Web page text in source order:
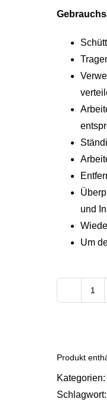
und
Um
Produkt
Kategorien:
Schlagwort: